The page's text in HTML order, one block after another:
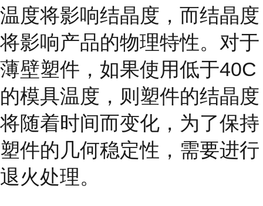
温度将影响结晶度，而结晶度
将影响产品的物理特性。对于
薄壁塑件，如果使用低于40C
的模具温度，则塑件的结晶度
将随着时间而变化，为了保持
塑件的几何稳定性，需要进行
退火处理。